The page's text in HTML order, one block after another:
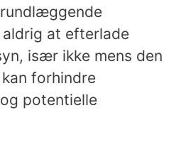
at efterlade
især ikke mens den
forhindre
potentielle